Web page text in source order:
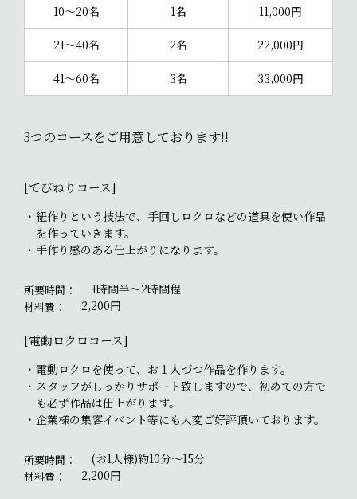
10～20名 1名 11,000円
21～40名 2名 22,000円
41～60名 3名 33,000円
3つのコースをご用意しております!!
[てびねりコース]
紐作りという技法で、手回しロクロなどの道具を使い作品
を作っていきます。
手作り感のある仕上がりになります。
所要時間： 1時間半～2時間程
材料費： 2,200円
[電動ロクロコース]
電動ロクロを使って、お１人づつ作品を作ります。
スタッフがしっかりサポート致しますので、初めての方で
も必ず作品は仕上がります。
企業様の集客イベント等にも大変ご好評頂いております。
所要時間： (お1人様)約10分～15分
材料費： 2,200円